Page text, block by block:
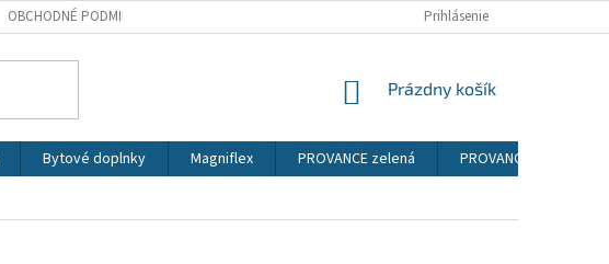
OBCHODNÉ PODMIENKY PODMIENKY OCHRANY OSOBNÝCH ÚDAJOVPrihlásenie
NÁKUPNÝ
Prázdny košík
Bytové doplnky Magniflex PROVANCE zelená
PROVANCE sosna